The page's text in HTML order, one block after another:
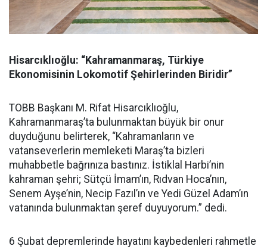
Hisarcıklıoğlu: “Kahramanmaraş, Türkiye
Ekonomisinin Lokomotif Şehirlerinden Biridir”
TOBB Başkanı M. Rifat Hisarcıklıoğlu,
Kahramanmaraş’ta bulunmaktan büyük bir onur
duyduğunu belirterek, “Kahramanların ve
vatanseverlerin memleketi Maraş’ta bizleri
muhabbetle bağrınıza bastınız. İstiklal Harbi’nin
kahraman şehri; Sütçü İmam’ın, Rıdvan Hoca’nın,
Senem Ayşe’nin, Necip Fazıl’ın ve Yedi Güzel Adam’ın
vatanında bulunmaktan şeref duyuyorum.” dedi.
6 Şubat depremlerinde hayatını kaybedenleri rahmetle